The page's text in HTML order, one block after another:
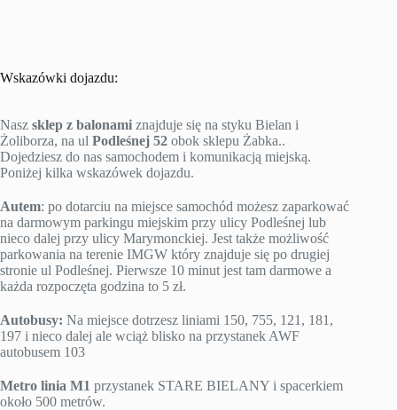
Wskazówki dojazdu:
Nasz sklep z balonami znajduje się na styku Bielan i
Żoliborza, na ul Podleśnej 52 obok sklepu Żabka..
Dojedziesz do nas samochodem i komunikacją miejską.
Poniżej kilka wskazówek dojazdu.
Autem: po dotarciu na miejsce samochód możesz zaparkować
na darmowym parkingu miejskim przy ulicy Podleśnej lub
nieco dalej przy ulicy Marymonckiej. Jest także możliwość
parkowania na terenie IMGW który znajduje się po drugiej
stronie ul Podleśnej. Pierwsze 10 minut jest tam darmowe a
każda rozpoczęta godzina to 5 zł.
Autobusy: Na miejsce dotrzesz liniami 150, 755, 121, 181,
197 i nieco dalej ale wciąż blisko na przystanek AWF
autobusem 103
Metro linia M1 przystanek STARE BIELANY i spacerkiem
około 500 metrów.